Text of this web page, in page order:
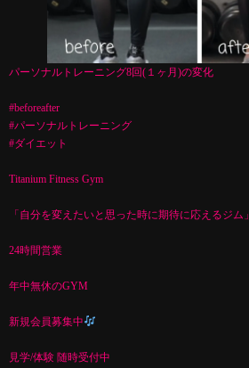
パーソナルトレーニング8回(１ヶ月)の変化
#beforeafter
#パーソナルトレーニング
#ダイエット
Titanium Fitness Gym
「自分を変えたいと思った時に期待に応えるジム」
24時間営業
年中無休のGYM
新規会員募集中
見学/体験 随時受付中